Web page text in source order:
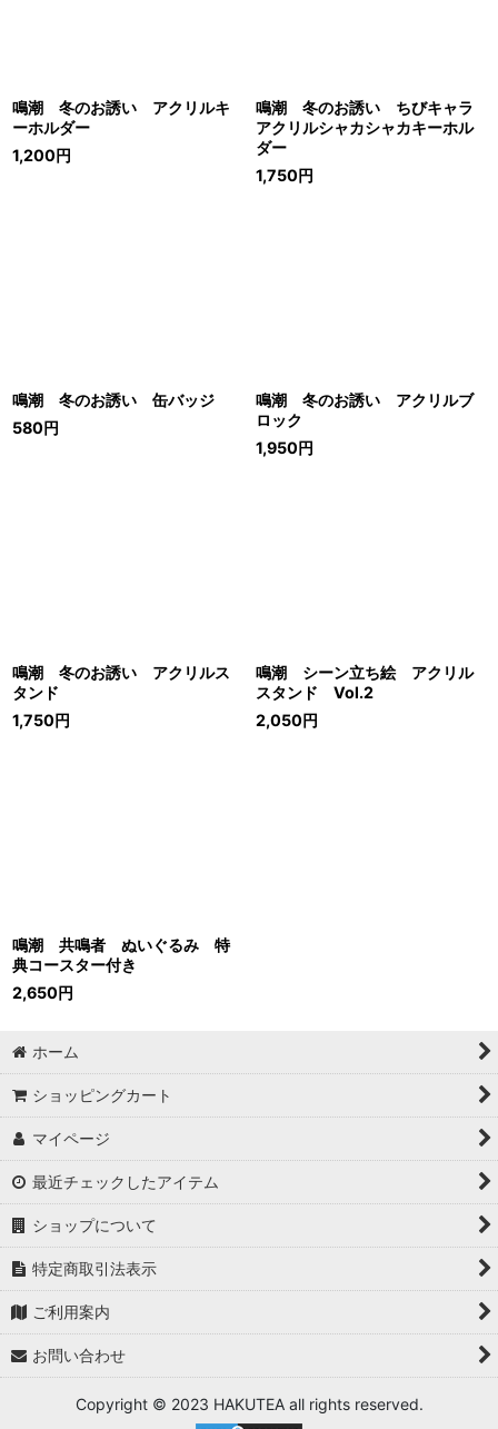
鳴潮 冬のお誘い アクリルキ
ーホルダー
1,200円
鳴潮 冬のお誘い ちびキャラ
アクリルシャカシャカキーホル
ダー
1,750円
鳴潮 冬のお誘い 缶バッジ
580円
鳴潮 冬のお誘い アクリルブ
ロック
1,950円
鳴潮 冬のお誘い アクリルス
タンド
1,750円
鳴潮 シーン立ち絵 アクリル
スタンド Vol.2
2,050円
鳴潮 共鳴者 ぬいぐるみ 特
典コースター付き
2,650円
ホーム
ショッピングカート
マイページ
最近チェックしたアイテム
ショップについて
特定商取引法表示
ご利用案内
お問い合わせ
Copyright © 2023 HAKUTEA all rights reserved.